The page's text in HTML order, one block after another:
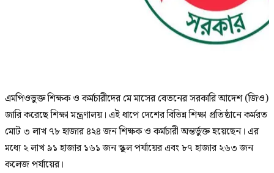
এমপিওভুক্ত শিক্ষক ও কর্মচারীদের মে মাসের বেতনের সরকারি আদেশ (জিও)
জারি করেছে শিক্ষা মন্ত্রণালয়। এই ধাপে দেশের বিভিন্ন শিক্ষা প্রতিষ্ঠানে কর্মরত
মোট ৩ লাখ ৭৮ হাজার ৪২৪ জন শিক্ষক ও কর্মচারী অন্তর্ভুক্ত হয়েছেন। এর
মধ্যে ২ লাখ ৯১ হাজার ১৬১ জন স্কুল পর্যায়ের এবং ৮৭ হাজার ২৬৩ জন
কলেজ পর্যায়ের।